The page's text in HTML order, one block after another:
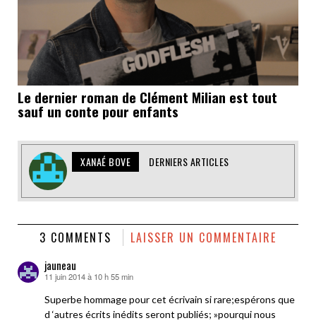
Le dernier roman de Clément Milian est tout
sauf un conte pour enfants
XANAÉ BOVE DERNIERS ARTICLES
3 COMMENTS LAISSER UN COMMENTAIRE
jauneau
dit :
11 juin 2014 à 10 h 55 min
Superbe hommage pour cet écrivain si rare;espérons que
d ‘autres écrits inédits seront publiés; »pourqui nous